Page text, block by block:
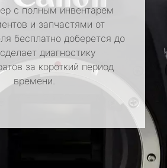
с полным инвентарем
и запчастями от
бесплатно доберется до
диагностику
за короткий период
времени.